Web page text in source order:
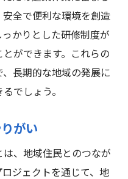
全で便利な環境を創造
かりとした研修制度が
ができます。これらの
長期的な地域の発展に
でしょう。
がい
、地域住民とのつなが
ジェクトを通じて、地